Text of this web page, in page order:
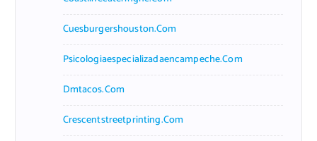
Cuesburgershouston.com
Psicologiaespecializadaencampeche.com
Dmtacos.com
Crescentstreetprinting.com